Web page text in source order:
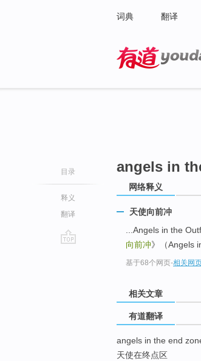
词典 翻译
目录
释义
翻译
angels in
网络释义
天使向前冲
...Angels in the
向前冲》（Angels
基于68个网页-相关网
相关文章
有道翻译
angels in the end
天使在终点区